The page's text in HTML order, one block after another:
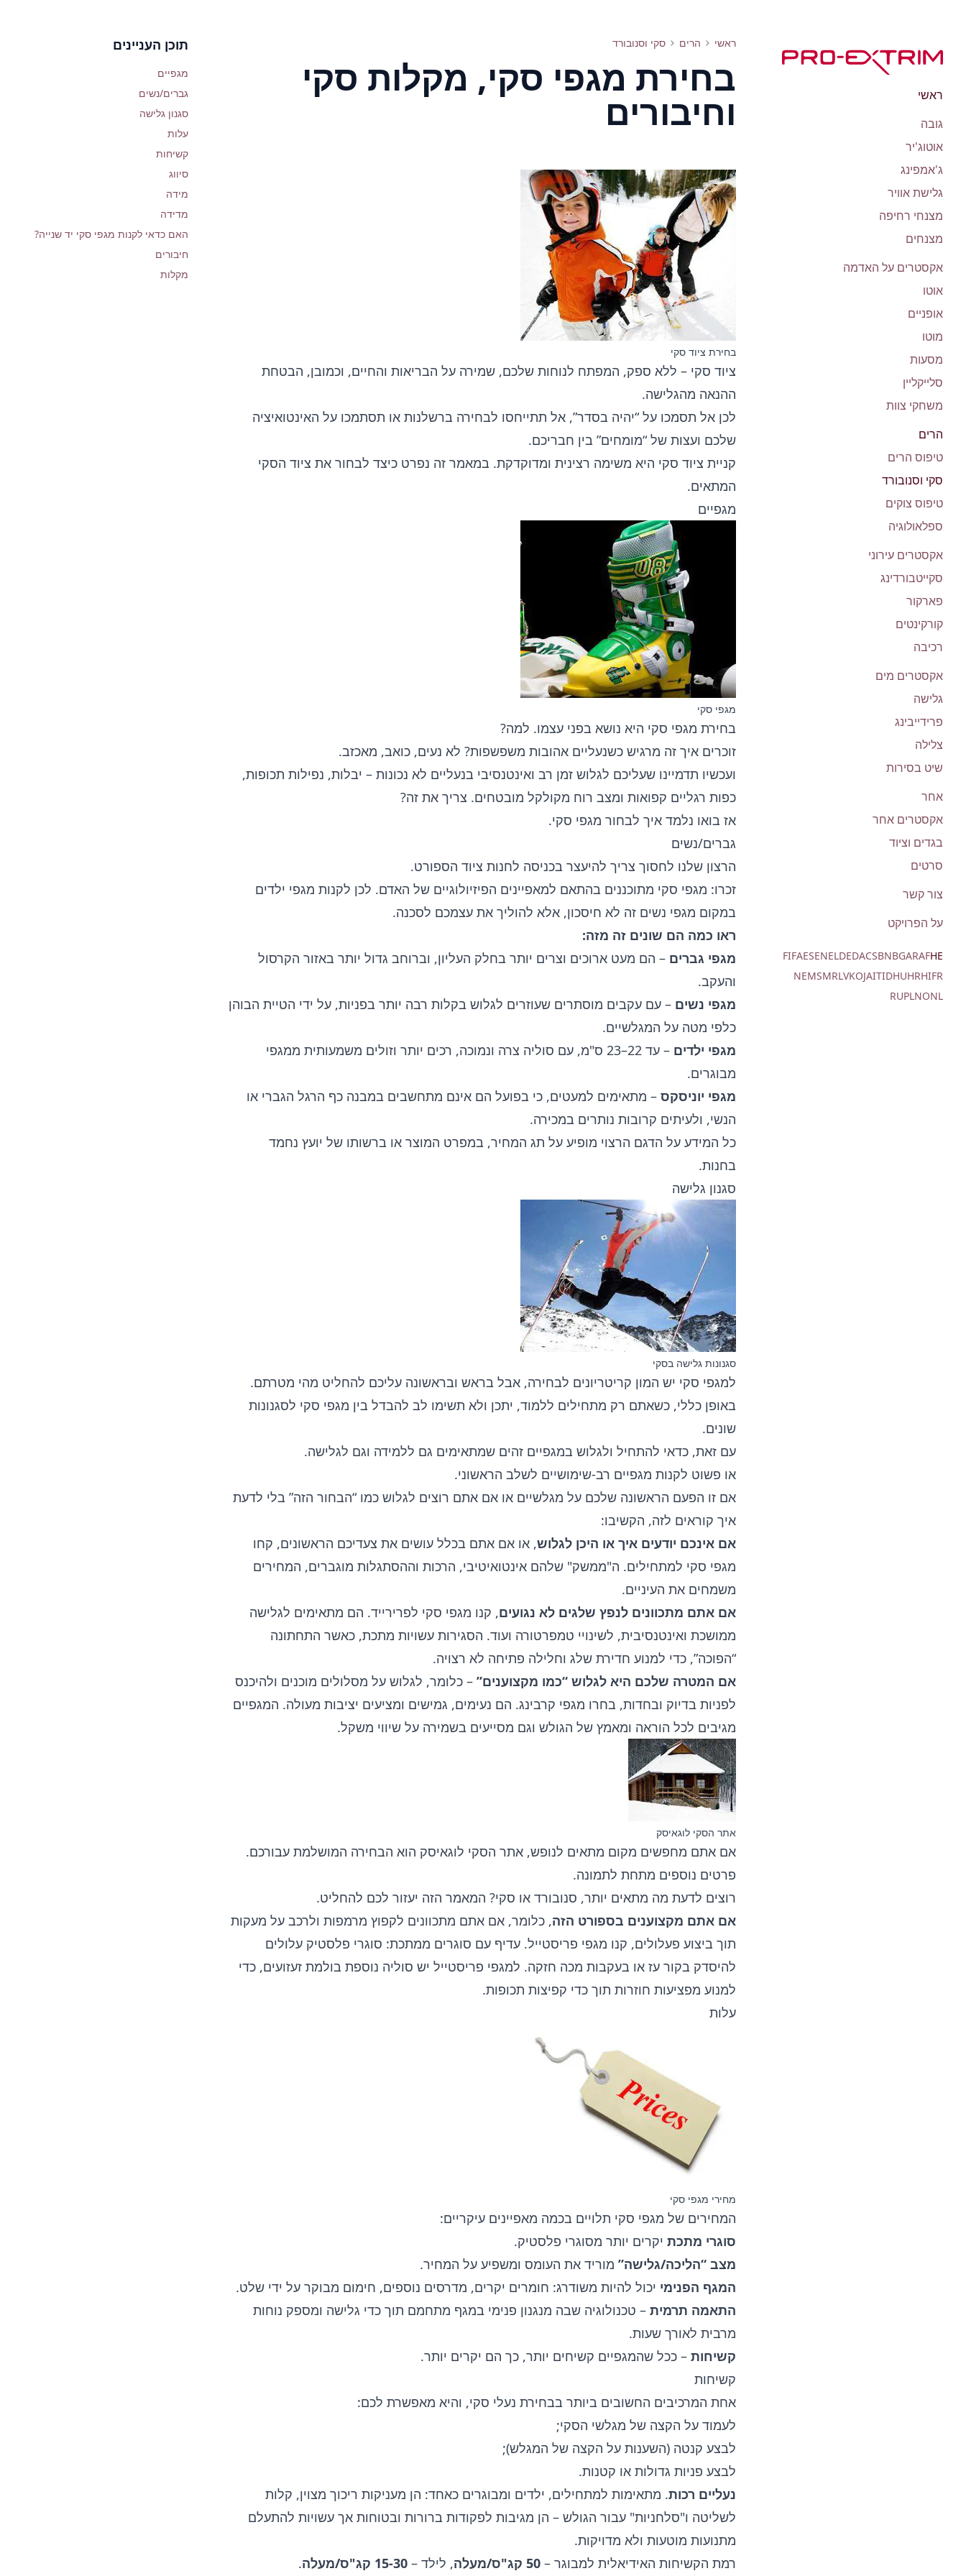
ראשי
גובה
אוטוג'יר
ג'אמפינג
גלישת אוויר
מצנחי רחיפה
מצנחים
אקסטרים על האדמה
אוטו
אופניים
מוטו
מסעות
סלייקליין
משחקי צוות
הרים
טיפוס הרים
סקי וסנובורד
טיפוס צוקים
ספלאולוגיה
אקסטרים עירוני
סקייטבורדינג
פארקור
קורקינטים
רכיבה
אקסטרים מים
גלישה
פרידייבינג
צלילה
שיט בסירות
אחר
אקסטרים אחר
בגדים וציוד
סרטים
צור קשר
על הפרויקט
HE
AF
AR
BG
BN
CS
DA
DE
EL
EN
ES
FA
FI
FR
HI
HR
HU
ID
IT
JA
KO
LV
MR
MS
NE
NL
NO
PL
RU
ראשי הרים סקי וסנובורד איך לבחור מגפי סקי, מקלות וחיבורים: סוגים, טבלת מידות, מחירים, עצות
בחירת מגפי סקי, מקלות סקי
וחיבורים
בחירת ציוד סקי
ציוד סקי – ללא ספק, המפתח לנוחות שלכם, שמירה על הבריאות והחיים, וכמובן, הבטחת
ההנאה מהגלישה.
לכן אל תסמכו על “יהיה בסדר”, אל תתייחסו לבחירה ברשלנות או תסתמכו על האינטואיציה
שלכם ועצות של “מומחים” בין חבריכם.
קניית ציוד סקי היא משימה רצינית ומדוקדקת. במאמר זה נפרט כיצד לבחור את ציוד הסקי
המתאים.
מגפיים
מגפי סקי
בחירת מגפי סקי היא נושא בפני עצמו. למה?
זוכרים איך זה מרגיש כשנעליים אהובות משפשפות? לא נעים, כואב, מאכזב.
ועכשיו תדמיינו שעליכם לגלוש זמן רב ואינטנסיבי בנעליים לא נכונות – יבלות, נפילות תכופות,
כפות רגליים קפואות ומצב רוח מקולקל מובטחים. צריך את זה?
אז בואו נלמד איך לבחור מגפי סקי.
גברים/נשים
הרצון שלנו לחסוך צריך להיעצר בכניסה לחנות ציוד הספורט.
זכרו: מגפי סקי מתוכננים בהתאם למאפיינים הפיזיולוגיים של האדם. לכן לקנות מגפי ילדים
במקום מגפי נשים זה לא חיסכון, אלא להוליך את עצמכם לסכנה.
ראו כמה הם שונים זה מזה:
מגפי גברים – הם מעט ארוכים וצרים יותר בחלק העליון, וברוחב גדול יותר באזור הקרסול
והעקב.
מגפי נשים – עם עקבים מוסתרים שעוזרים לגלוש בקלות רבה יותר בפניות, על ידי הטיית הבוהן
כלפי מטה על המגלשיים.
מגפי ילדים
– עד 22–23 ס"מ, עם סוליה צרה ונמוכה, רכים יותר וזולים משמעותית ממגפי
מבוגרים.
מגפי יוניסקס – מתאימים למעטים, כי בפועל הם אינם מתחשבים במבנה כף הרגל הגברי או
הנשי, ולעיתים קרובות נותרים במכירה.
כל המידע על הדגם הרצוי מופיע על תג המחיר, במפרט המוצר או ברשותו של יועץ נחמד
בחנות.
סגנון גלישה
סגנונות גלישה בסקי
למגפי סקי יש המון קריטריונים לבחירה, אבל בראש ובראשונה עליכם להחליט מהי מטרתם.
באופן כללי, כשאתם רק מתחילים ללמוד, יתכן ולא תשימו לב להבדל בין מגפי סקי לסגנונות
שונים.
עם זאת, כדאי להתחיל ולגלוש במגפיים זהים שמתאימים גם ללמידה וגם לגלישה.
או פשוט לקנות מגפיים רב-שימושיים לשלב הראשוני.
אם זו הפעם הראשונה שלכם על מגלשיים או אם אתם רוצים לגלוש כמו “הבחור הזה” בלי לדעת
איך קוראים לזה, הקשיבו:
אם אינכם יודעים איך או היכן לגלוש, או אם אתם בכלל עושים את צעדיכם הראשונים, קחו
מגפי סקי למתחילים. ה"ממשק" שלהם אינטואיטיבי, הרכות וההסתגלות מוגברים, המחירים
משמחים את העיניים.
אם אתם מתכוונים לנפץ שלגים לא נגועים, קנו מגפי סקי לפרירייד. הם מתאימים לגלישה
ממושכת ואינטנסיבית, לשינויי טמפרטורה ועוד. הסגירות עשויות מתכת, כאשר התחתונה
“הפוכה”, כדי למנוע חדירת שלג וחלילה פתיחה לא רצויה.
אם המטרה שלכם היא לגלוש “כמו מקצוענים” – כלומר, לגלוש על מסלולים מוכנים ולהיכנס
לפניות בדיוק ובחדות, בחרו מגפי קרבינג. הם נעימים, גמישים ומציעים יציבות מעולה. המגפיים
מגיבים לכל הוראה ומאמץ של הגולש וגם מסייעים בשמירה על שיווי משקל.
אתר הסקי לוגאיסק
אם אתם מחפשים מקום מתאים לנופש, אתר הסקי לוגאיסק הוא הבחירה המושלמת עבורכם.
פרטים נוספים מתחת לתמונה.
רוצים לדעת מה מתאים יותר, סנובורד או סקי? המאמר הזה יעזור לכם להחליט.
אם אתם מקצוענים בספורט הזה, כלומר, אם אתם מתכוונים לקפוץ מרמפות ולרכב על מעקות
תוך ביצוע פעלולים, קנו מגפי פריסטייל. עדיף עם סוגרים ממתכת: סוגרי פלסטיק עלולים
להיסדק בקור עז או בעקבות מכה חזקה. למגפי פריסטייל יש סוליה נוספת בולמת זעזועים, כדי
למנוע מפציעות חוזרות תוך כדי קפיצות תכופות.
עלות
מחירי מגפי סקי
המחירים של מגפי סקי תלויים בכמה מאפיינים עיקריים:
סוגרי מתכת יקרים יותר מסוגרי פלסטיק.
מצב “הליכה/גלישה” מוריד את העומס ומשפיע על המחיר.
המגף הפנימי יכול להיות משודרג: חומרים יקרים, מדרסים נוספים, חימום מבוקר על ידי שלט.
התאמה תרמית – טכנולוגיה שבה מנגנון פנימי במגף מתחמם תוך כדי גלישה ומספק נוחות
מרבית לאורך שעות.
קשיחות – ככל שהמגפיים קשיחים יותר, כך הם יקרים יותר.
קשיחות
אחת המרכיבים החשובים ביותר בבחירת נעלי סקי, והיא מאפשרת לכם:
לעמוד על הקצה של מגלשי הסקי;
לבצע קנטה (השענות על הקצה של המגלש);
לבצע פניות גדולות או קטנות.
נעליים רכות. מתאימות למתחילים, ילדים ומבוגרים כאחד: הן מעניקות ריכוך מצוין, קלות
לשליטה ו"סלחניות" עבור הגולש – הן מגיבות לפקודות ברורות ובטוחות אך עשויות להתעלם
מתנועות מוטעות ולא מדויקות.
רמת הקשיחות האידיאלית למבוגר – 50 קג"ס/מעלה , לילד – 15-30 קג"ס/מעלה .
תוכן העניינים
מגפיים
גברים/נשים
סגנון גלישה
עלות
קשיחות
סיווג
מידה
מדידה
האם כדאי לקנות מגפי סקי יד שנייה?
חיבורים
מקלות